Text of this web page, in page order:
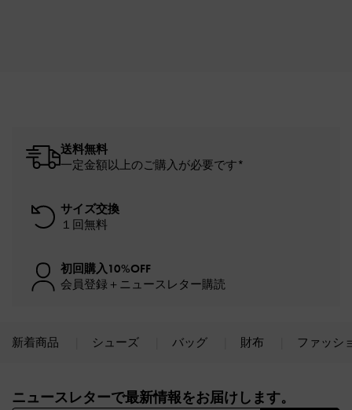
送料無料
一定金額以上のご購入が必要です*
サイズ交換
１回無料
初回購入10%OFF
会員登録＋ニュースレター購読
新着商品 シューズ バッグ 財布 ファッシ
ニュースレターで最新情報をお届けします。​